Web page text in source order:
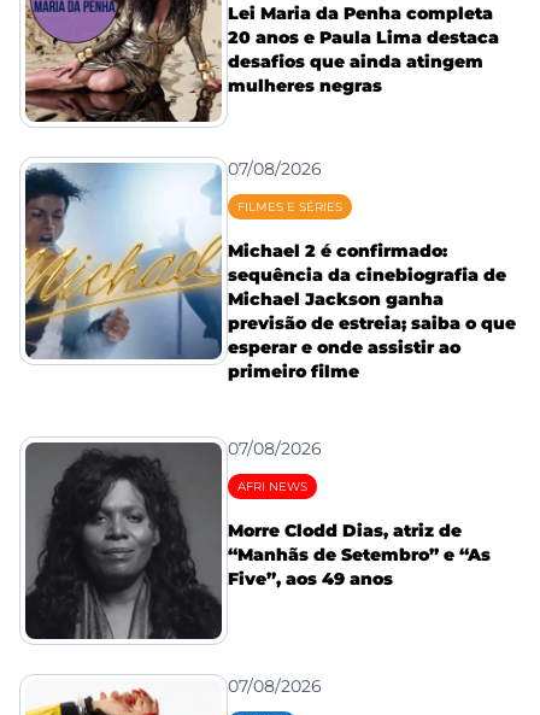
Lei Maria da Penha completa
20 anos e Paula Lima destaca
desafios que ainda atingem
mulheres negras
07/08/2026
FILMES E SÉRIES
Michael 2 é confirmado:
sequência da cinebiografia de
Michael Jackson ganha
previsão de estreia; saiba o que
esperar e onde assistir ao
primeiro filme
07/08/2026
AFRI NEWS
Morre Clodd Dias, atriz de
“Manhãs de Setembro” e “As
Five”, aos 49 anos
07/08/2026